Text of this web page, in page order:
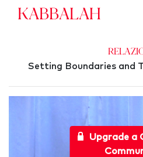
Kabbalah
Setting Boundaries and
Upgrade a